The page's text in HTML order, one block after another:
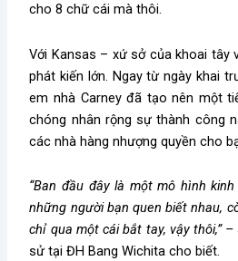
cho 8 chữ cái mà thôi.
Với Kansas – xứ sở của khoai tây
phát kiến lớn. Ngay từ ngày khai
em nhà Carney đã tạo nên một
chóng nhân rộng sự thành công
các nhà hàng nhượng quyền cho
“Ban đầu đây là một mô hình
những người bạn quen biết nhau,
chỉ qua một cái bắt tay, vậy thôi,” –
sử tại ĐH Bang Wichita cho biết.